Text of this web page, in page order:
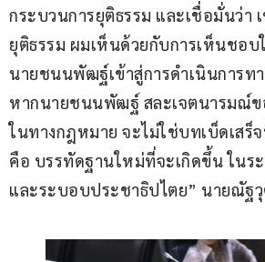
กระบวนการยุติธรรม และเชื่อมั่นว่า
ยุติธรรม ผมเห็นด้วยกับการเห็นชอ
นายชนนพัฒฐ์เข้าสู่การดำเนินการท
หากนายชนนพัฒฐ์ สละเจตนารมณ์ข
ในทางกฎหมาย จะไม่ใช่บทเบ็ดเสร็
คือ บรรทัดฐานใหม่ที่จะเกิดขึ้น ใน
และระบอบประชาธิปไตย” นายณัฐ